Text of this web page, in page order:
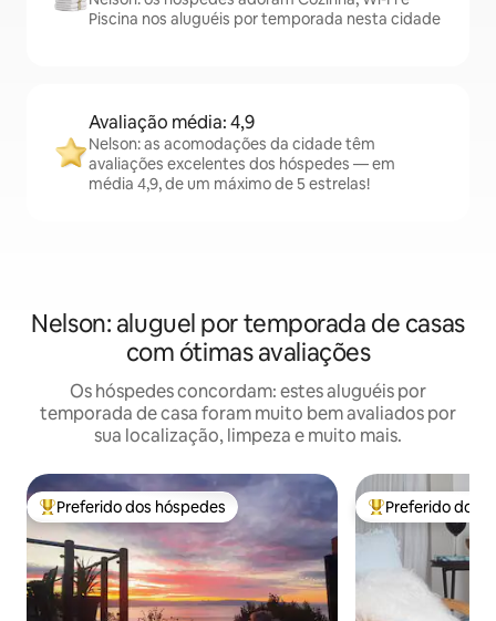
Piscina nos aluguéis por temporada nesta cidade
Avaliação média: 4,9
Nelson: as acomodações da cidade têm
avaliações excelentes dos hóspedes — em
média 4,9, de um máximo de 5 estrelas!
Nelson: aluguel por temporada de casas
com ótimas avaliações
Os hóspedes concordam: estes aluguéis por
temporada de casa foram muito bem avaliados por
sua localização, limpeza e muito mais.
Entre os melhores preferidos dos hóspedes
Preferido dos hóspedes Entre os
Preferido dos